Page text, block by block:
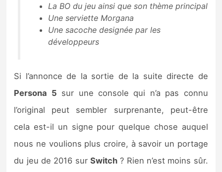
La BO du jeu ainsi que son thème principal
Une serviette Morgana
Une sacoche designée par les
développeurs
Si l’annonce de la sortie de la suite directe de
Persona 5 sur une console qui n’a pas connu
l’original peut sembler surprenante, peut-être
cela est-il un signe pour quelque chose auquel
nous ne voulions plus croire, à savoir un portage
du jeu de 2016 sur Switch? Rien n’est moins sûr.